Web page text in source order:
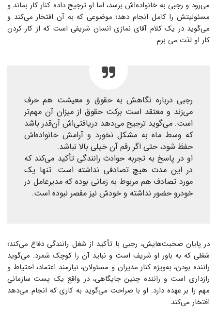
می‌رود و رجبی به خانواده‌اش برسد، اما او ترجیح داده کنار کار بماند و
مسئولیتش را کامل انجام دهد؛ موضوعی که به آن افتخار می‌کند و
می‌گوید در یک کلام آقای نمازی انسان شریفی است که از کار کردن
کار او لذت می برم.
رجبی درباره نگاهش به حقوق و معیشت هم حرف
می‌زند و معتقد است برکت حقوق از میزان آن مهم‌تر
است. می‌گوید ترجیح می‌دهد دریافتی‌اش آن‌قدر باشد
که وسط ماه به مشکل نخورد و آرامش خانواده‌اش
حفظ شود، حتی اگر رقم آن خیلی بالا نباشد.
او در پاسخ به تجربه حوادث رانندگی تأکید می‌کند که
در این مدت هیچ تصادفی نداشته است. تنها یک
مورد تصادف هم مربوط به زمانی بوده که مدیرعامل در
خودرو حضور نداشته و خودش نیز مقصر نبوده است.
در پایان صحبت‌هایش، رجبی با تأکید از شغل رانندگی دفاع می‌کند؛
شغلی که به باور او شریف است و نباید آن را کوچک شمرد. می‌گوید
راننده بودن، به‌ویژه کنار مدیران و مسئولان، نیازمند اعتماد، احتیاط و
رازداری است و راننده چنین جایگاهی، در واقع یک پست سازمانی
مهم را بر عهده دارد. او با صراحت می‌گوید به کاری که انجام می‌دهد
افتخار می‌کند.